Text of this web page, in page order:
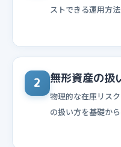
ストできる運用方法
2 無形資産の扱
物理的な在庫リス
の扱い方を基礎から